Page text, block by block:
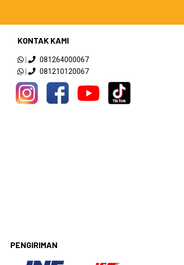
KONTAK KAMI
|
081264000067
|
081210120067
PENGIRIMAN